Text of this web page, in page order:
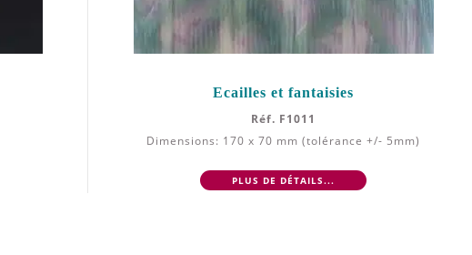
Ecailles et fantaisies
Réf. F1011
Dimensions: 170 x 70 mm (tolérance +/- 5mm)
PLUS DE DÉTAILS...